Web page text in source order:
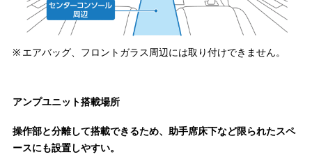
エアバッグ、フロントガラス周辺には取り付けできません。
アンプユニット搭載場所
操作部と分離して搭載できるため、助手席床下など限られたスペ
ースにも設置しやすい。